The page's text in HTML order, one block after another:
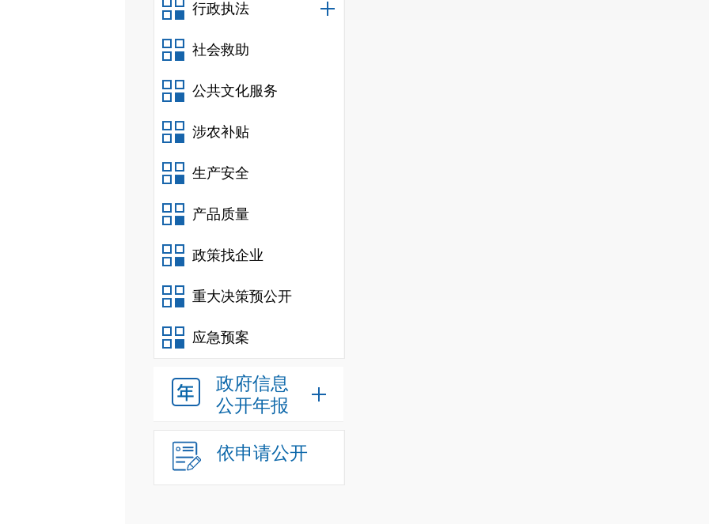
行政执法
社会救助
公共文化服务
涉农补贴
生产安全
产品质量
政策找企业
重大决策预公开
应急预案
政府信息
公开年报
依申请公开